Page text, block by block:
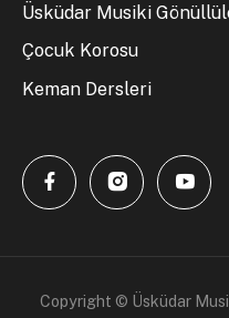
Üsküdar Musiki
Çocuk Korosu
Keman Dersleri
Copyright © Üsküdar